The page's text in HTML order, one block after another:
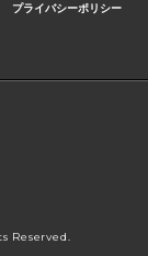
プライバシーポリシー
Reserved.